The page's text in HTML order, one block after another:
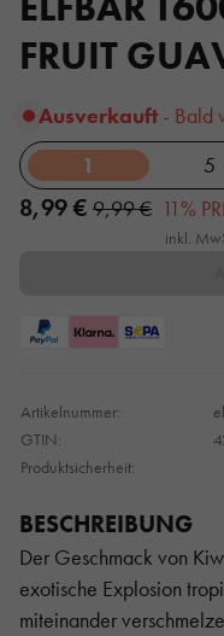
FRUIT
Ausverkauft - Bald
1
5
8,99 € 9,99 € 11%
inkl.
Artikelnummer:
GTIN:
Produktsicherheit:
BESCHREIBUNG
Der Geschmack von
exotische Explosion
miteinander